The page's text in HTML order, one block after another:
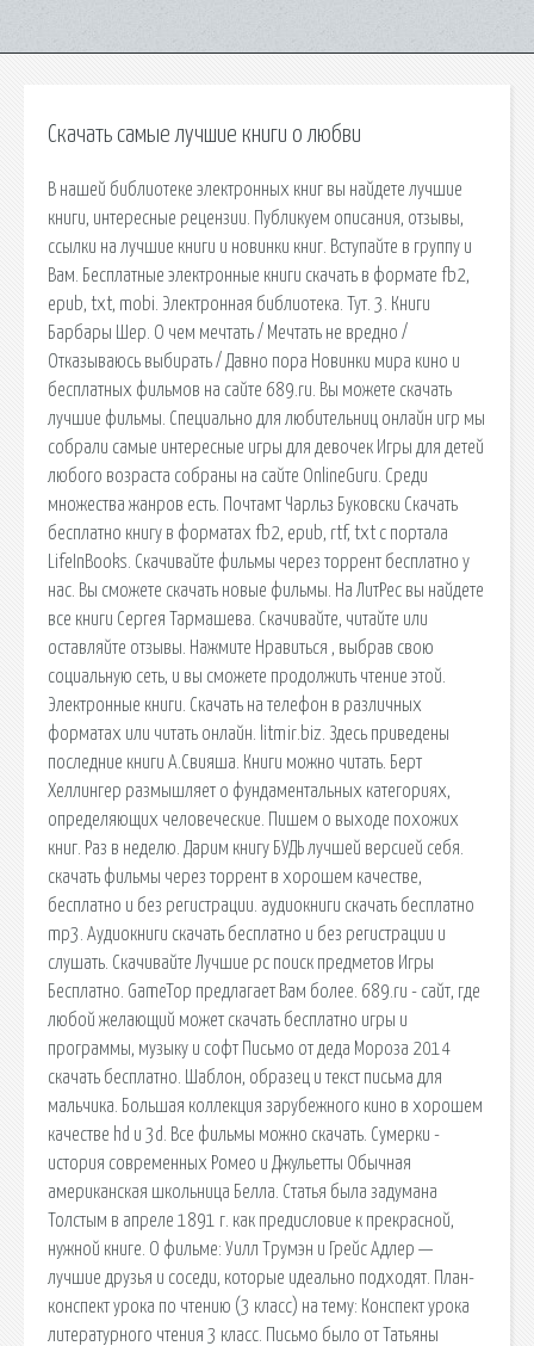
Скачать самые лучшие книги о любви
В нашей библиотеке электронных книг вы найдете лучшие
книги, интересные рецензии. Публикуем описания, отзывы,
ссылки на лучшие книги и новинки книг. Вступайте в группу и
Вам. Бесплатные электронные книги скачать в формате fb2,
epub, txt, mobi. Электронная библиотека. Тут. 3. Книги
Барбары Шер. О чем мечтать / Мечтать не вредно /
Отказываюсь выбирать / Давно пора Новинки мира кино и
бесплатных фильмов на сайте 689.ru. Вы можете скачать
лучшие фильмы. Специально для любительниц онлайн игр мы
собрали самые интересные игры для девочек Игры для детей
любого возраста собраны на сайте OnlineGuru. Среди
множества жанров есть. Почтамт Чарльз Буковски Скачать
бесплатно книгу в форматах fb2, epub, rtf, txt с портала
LifeInBooks. Скачивайте фильмы через торрент бесплатно у
нас. Вы сможете скачать новые фильмы. На ЛитРес вы найдете
все книги Сергея Тармашева. Скачивайте, читайте или
оставляйте отзывы. Нажмите Нравиться , выбрав свою
социальную сеть, и вы сможете продолжить чтение этой.
Электронные книги. Скачать на телефон в различных
форматах или читать онлайн. litmir.biz. Здесь приведены
последние книги А.Свияша. Книги можно читать. Берт
Хеллингер размышляет о фундаментальных категориях,
определяющих человеческие. Пишем о выходе похожих
книг. Раз в неделю. Дарим книгу БУДЬ лучшей версией себя.
скачать фильмы через торрент в хорошем качестве,
бесплатно и без регистрации. аудиокниги скачать бесплатно
mp3. Аудиокниги скачать бесплатно и без регистрации и
слушать. Скачивайте Лучшие pc поиск предметов Игры
Бесплатно. GameTop предлагает Вам более. 689.ru - сайт, где
любой желающий может скачать бесплатно игры и
программы, музыку и софт Письмо от деда Мороза 2014
скачать бесплатно. Шаблон, образец и текст письма для
мальчика. Большая коллекция зарубежного кино в хорошем
качестве hd и 3d. Все фильмы можно скачать. Сумерки -
история современных Ромео и Джульетты Обычная
американская школьница Белла. Статья была задумана
Толстым в апреле 1891 г. как предисловие к прекрасной,
нужной книге. О фильме: Уилл Трумэн и Грейс Адлер —
лучшие друзья и соседи, которые идеально подходят. План-
конспект урока по чтению (3 класс) на тему: Конспект урока
литературного чтения 3 класс. Письмо было от Татьяны